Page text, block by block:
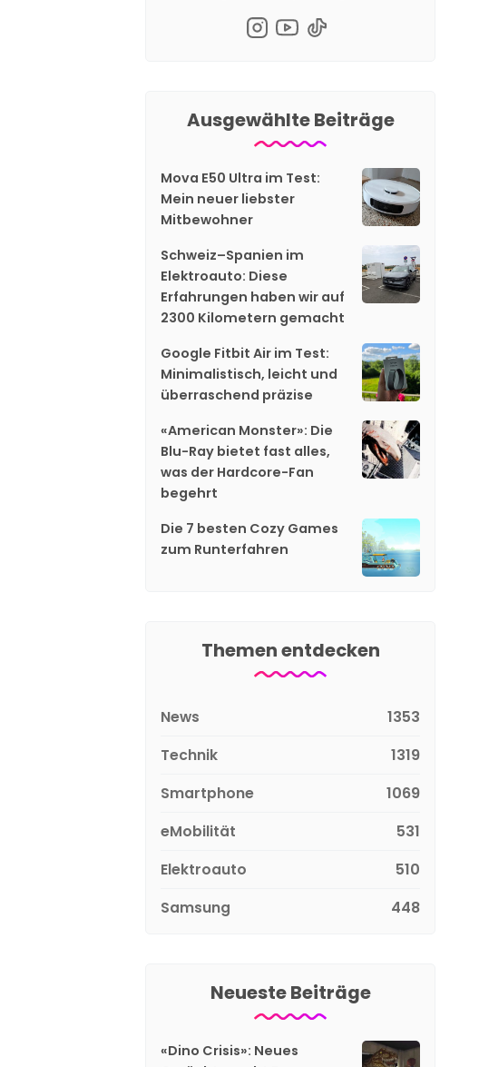
Ausgewählte Beiträge
Mova E50 Ultra im Test:
Mein neuer liebster
Mitbewohner
Schweiz–Spanien im
Elektroauto: Diese
Erfahrungen haben wir auf
2300 Kilometern gemacht
Google Fitbit Air im Test:
Minimalistisch, leicht und
überraschend präzise
«American Monster»: Die
Blu-Ray bietet fast alles,
was der Hardcore-Fan
begehrt
Die 7 besten Cozy Games
zum Runterfahren
Themen entdecken
News
1353
Technik
1319
Smartphone
1069
eMobilität
531
Elektroauto
510
Samsung
448
Neueste Beiträge
«Dino Crisis»: Neues